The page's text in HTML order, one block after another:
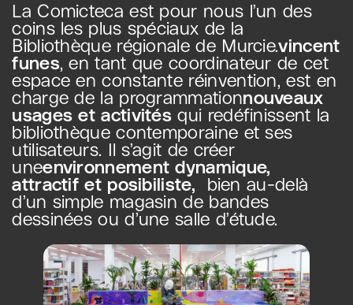
La Comicteca est pour nous l’un des
coins les plus spéciaux de la
Bibliothèque régionale de Murcie.vincent
funes, en tant que coordinateur de cet
espace en constante réinvention, est en
charge de la programmationnouveaux
usages et activités qui redéfinissent la
bibliothèque contemporaine et ses
utilisateurs. Il s’agit de créer
uneenvironnement dynamique,
attractif et posibiliste, bien au-delà
d’un simple magasin de bandes
dessinées ou d’une salle d’étude.